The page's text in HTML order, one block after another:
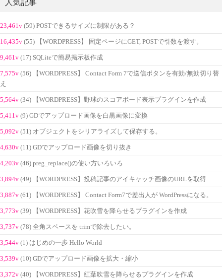
人気記事
23,461v (59) POSTできるサイズに制限がある？
16,435v (55) 【WORDPRESS】 固定ページにGET, POSTで引数を渡す。
9,461v (17) SQLiteで簡易掲示板作成
7,575v (56) 【WORDPRESS】 Contact Form 7で送信ボタンを有効/無効切り替
え
5,564v (34) 【WORDPRESS】野球のスコアボード表示プラグインを作成
5,411v (9) GDでアップロード画像を白黒画像に変換
5,092v (51) オブジェクトをシリアライズして保存する。
4,630v (11) GDでアップロード画像を切り抜き
4,203v (46) preg_replace()の使い方いろいろ
3,894v (49) 【WORDPRESS】投稿記事のアイキャッチ画像のURLを取得
3,887v (61) 【WORDPRESS】 Contact Form7で差出人が WordPressになる。
3,773v (39) 【WORDPRESS】花吹雪を降らせるプラグインを作成
3,737v (78) 全角スペースを trimで除去したい。
3,544v (1) はじめの一歩 Hello World
3,539v (10) GDでアップロード画像を拡大・縮小
3,372v (40) 【WORDPRESS】紅葉吹雪を降らせるプラグインを作成